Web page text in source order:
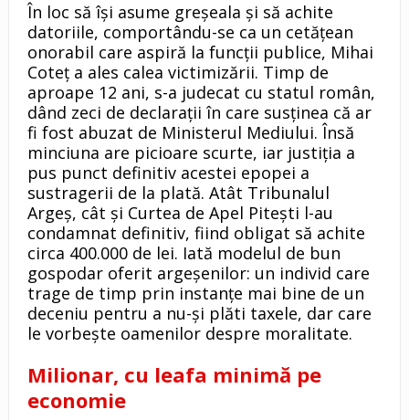
În loc să își asume greșeala și să achite
datoriile, comportându-se ca un cetățean
onorabil care aspiră la funcții publice, Mihai
Coteț a ales calea victimizării. Timp de
aproape 12 ani, s-a judecat cu statul român,
dând zeci de declarații în care susținea că ar
fi fost abuzat de Ministerul Mediului. Însă
minciuna are picioare scurte, iar justiția a
pus punct definitiv acestei epopei a
sustragerii de la plată. Atât Tribunalul
Argeș, cât și Curtea de Apel Pitești l-au
condamnat definitiv, fiind obligat să achite
circa 400.000 de lei. Iată modelul de bun
gospodar oferit argeșenilor: un individ care
trage de timp prin instanțe mai bine de un
deceniu pentru a nu-și plăti taxele, dar care
le vorbește oamenilor despre moralitate.
Milionar, cu leafa minimă pe
economie